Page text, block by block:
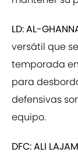
LD: AL-
versátil que
temporada
para
defensivas
equipo.
DFC: ALI